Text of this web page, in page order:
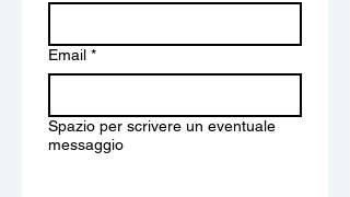
Email *
Spazio per scrivere un eventuale
messaggio